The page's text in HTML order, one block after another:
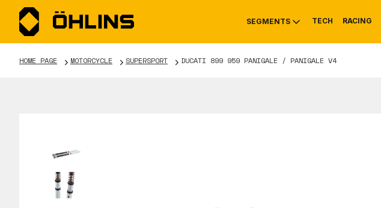
SEGMENTS TECH RACING
HOME PAGE MOTORCYCLE SUPERSPORT DUCATI 899 959 PANIGALE / PANIGALE V4